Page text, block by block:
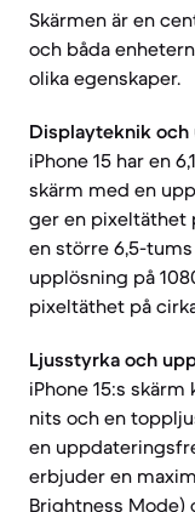
Skärmen är en
och båda
olika egenskaper.
Displayteknik och
iPhone 15 har en
skärm med en
ger en pixeltäthet
en större 6,5-
upplösning på
pixeltäthet på
Ljusstyrka och
iPhone 15:s
nits och en
en
erbjuder en
Brightness Mode)